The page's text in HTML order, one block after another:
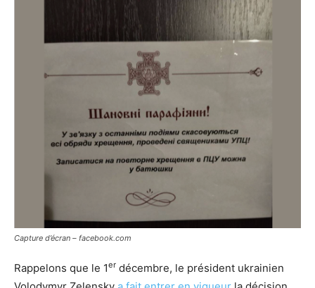
Capture d’écran – facebook.com
Rappelons que le 1er décembre, le président ukrainien